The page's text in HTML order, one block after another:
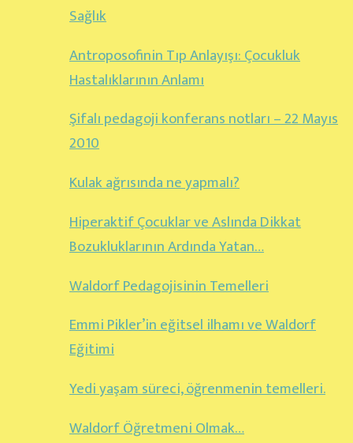
Sağlık
Antroposofinin Tıp Anlayışı: Çocukluk
Hastalıklarının Anlamı
Şifalı pedagoji konferans notları – 22 Mayıs
2010
Kulak ağrısında ne yapmalı?
Hiperaktif Çocuklar ve Aslında Dikkat
Bozukluklarının Ardında Yatan…
Waldorf Pedagojisinin Temelleri
Emmi Pikler’in eğitsel ilhamı ve Waldorf
Eğitimi
Yedi yaşam süreci, öğrenmenin temelleri.
Waldorf Öğretmeni Olmak…